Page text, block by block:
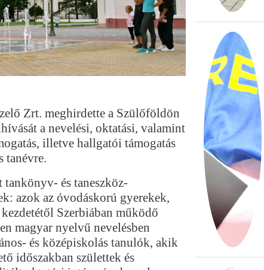
Zrt. meghirdette a Szülőföldön
a nevelési, oktatási, valamint
illetve hallgatói támogatás
tanévre.
és taneszköz-
azok az óvodáskorú gyerekek,
Szerbiában működő
magyar nyelvű nevelésben
és középiskolás tanulók, akik
időszakban születtek és